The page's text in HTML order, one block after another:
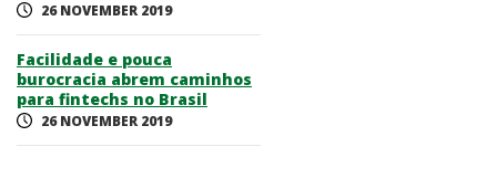
26 NOVEMBER 2019
Facilidade e pouca
burocracia abrem caminhos
para fintechs no Brasil
26 NOVEMBER 2019